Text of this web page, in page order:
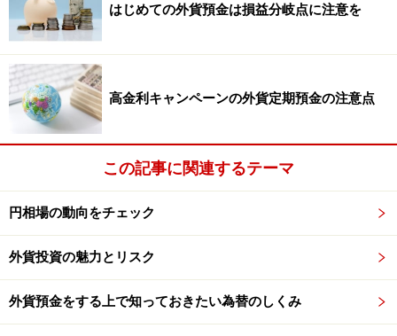
はじめての外貨預金は損益分岐点に注意を
高金利キャンペーンの外貨定期預金の注意点
この記事に関連するテーマ
円相場の動向をチェック
外貨投資の魅力とリスク
外貨預金をする上で知っておきたい為替のしくみ